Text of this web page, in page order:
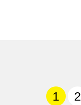
1 2